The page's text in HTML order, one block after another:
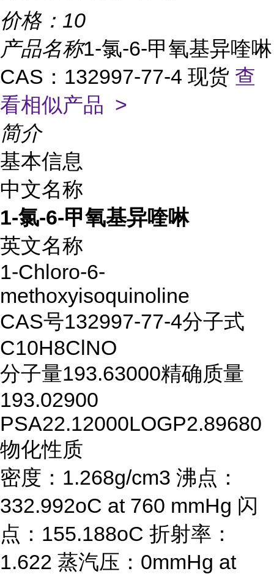
价格： 10
产品名称1-氯-6-甲氧基异喹啉
CAS：132997-77-4 现货 查
看相似产品 >
简介
基本信息
中文名称
1-氯-6-甲氧基异喹啉
英文名称
1-Chloro-6-
methoxyisoquinoline
CAS号132997-77-4分子式
C10H8ClNO
分子量193.63000精确质量
193.02900
PSA22.12000LOGP2.89680
物化性质
密度：1.268g/cm3 沸点：
332.992oC at 760 mmHg 闪
点：155.188oC 折射率：
1.622 蒸汽压：0mmHg at